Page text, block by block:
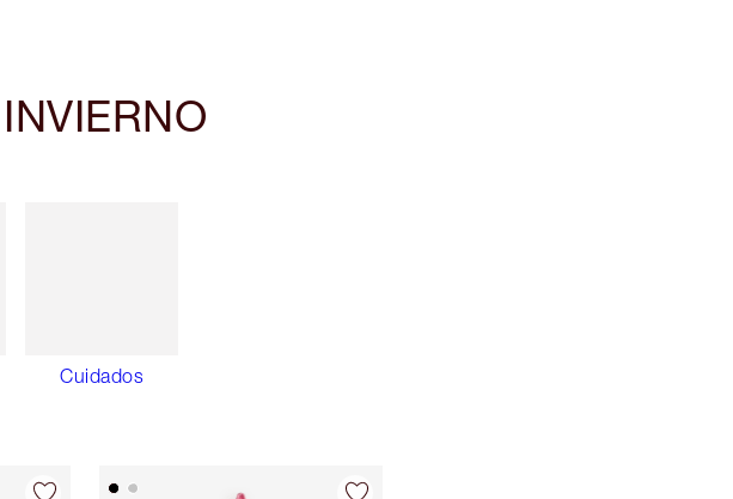
Cuidados